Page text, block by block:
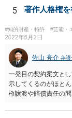
るかと思います。 （
組」（令和元年９月
5 著作人格権
#知的財産・特許 #芸能・
2022年6月2日
佐山 亮介 弁護
一発目の契約案文と
示してくるのがほと
権譲渡や賠償責任の
ます（実際、民法の